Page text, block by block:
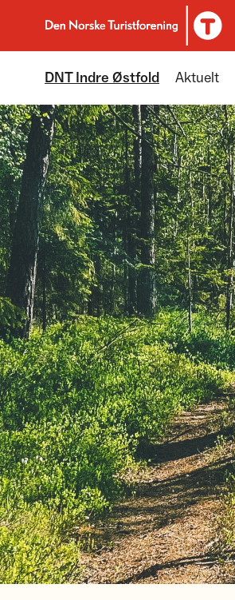
Til DNT.no forside
DNT Indre Østfold Aktuelt